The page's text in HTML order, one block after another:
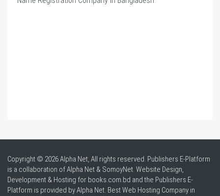
Copyright © 2026 Alpha Net, All rights reserved. Publishers E-Platform
is a collaboration of Alpha Net & SomoyNet. Website Design,
Development & Hosting for books.com.bd and the Publishers E-
Platform is provided by Alpha Net. BestWeb Hosting Company in